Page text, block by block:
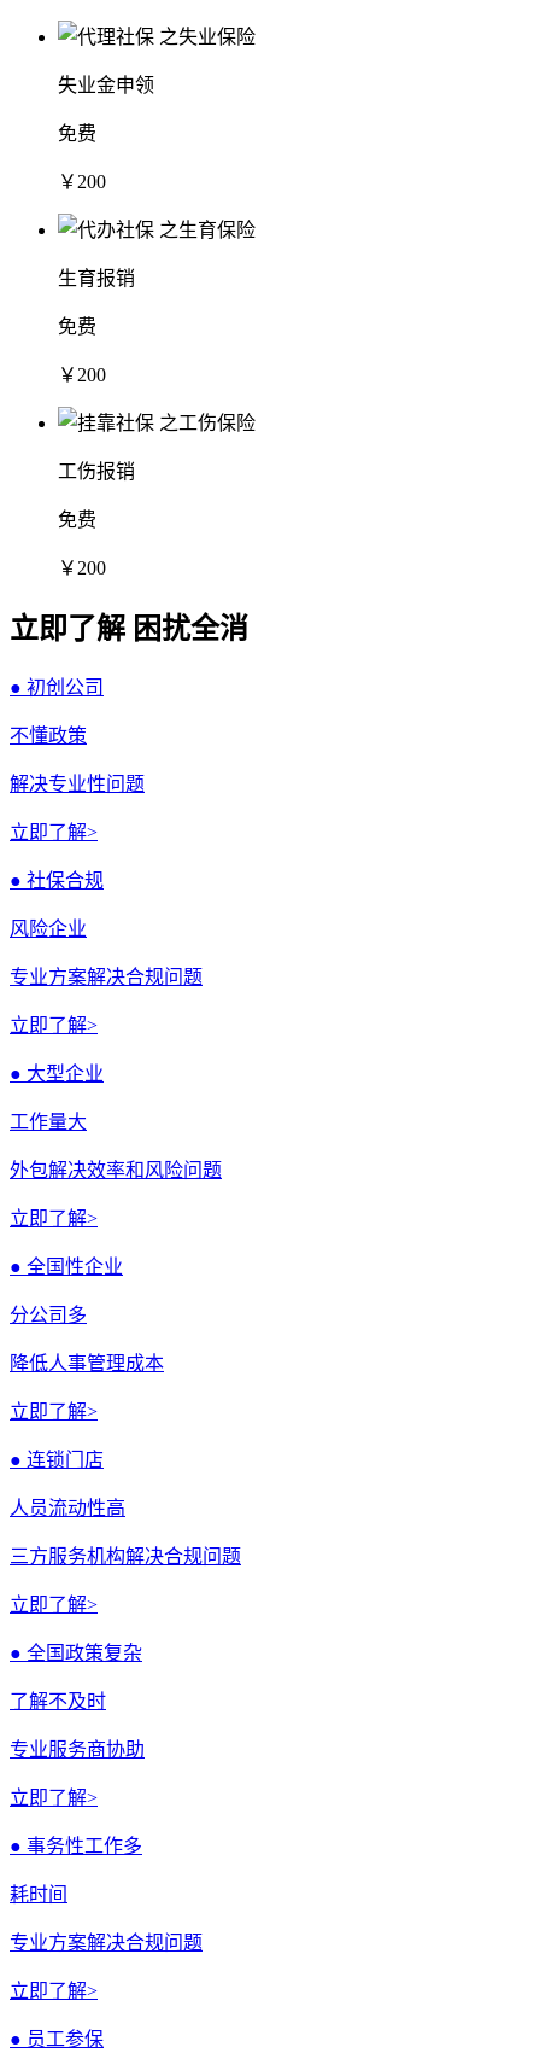
失业金申领
免费
￥200
生育报销
免费
￥200
工伤报销
免费
￥200
立即了解 困扰全消
● 初创公司
不懂政策
解决专业性问题
立即了解>
● 社保合规
风险企业
专业方案解决合规问题
立即了解>
● 大型企业
工作量大
外包解决效率和风险问题
立即了解>
● 全国性企业
分公司多
降低人事管理成本
立即了解>
● 连锁门店
人员流动性高
三方服务机构解决合规问题
立即了解>
● 全国政策复杂
了解不及时
专业服务商协助
立即了解>
● 事务性工作多
耗时间
专业方案解决合规问题
立即了解>
● 员工参保